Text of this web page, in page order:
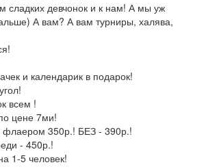
сладких девчонок и к нам! А мы уж
А вам? А вам турниры, халява,
и календарик в подарок!
всем !
цене 7ми!
350р.! БЕЗ - 390р.!
- 450р.!
1-5 человек!